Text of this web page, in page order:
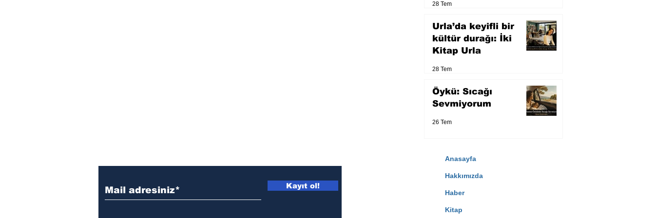
28 Tem
Urla’da keyifli bir
kültür durağı: İki
Kitap Urla
28 Tem
Öykü: Sıcağı
Sevmiyorum
26 Tem
Kayıt ol!
Anasayfa
Hakkımızda
Haber
Kitap